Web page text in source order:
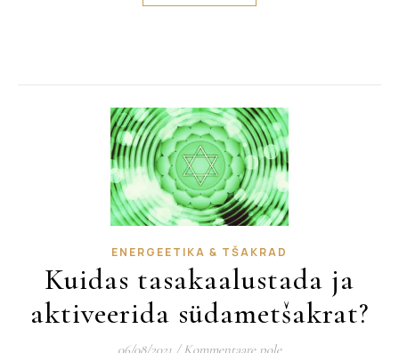
ENERGEETIKA & TŠAKRAD
Kuidas tasakaalustada ja
aktiveerida südametšakrat?
06/08/2021 / Kommentaare pole